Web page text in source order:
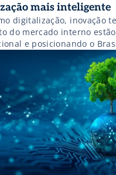
mais inteligente
digitalização, inovação
do mercado interno
e posicionando o